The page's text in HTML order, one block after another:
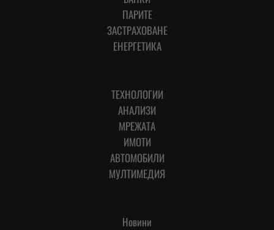
ПАРИТЕ
ЗАСТРАХОВАНЕ
ЕНЕРГЕТИКА
ТЕХНОЛОГИИ
АНАЛИЗИ
МРЕЖАТА
ИМОТИ
АВТОМОБИЛИ
МУЛТИМЕДИЯ
Новини